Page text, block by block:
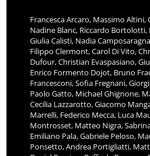
Francesca Arcaro, Massimo Altini,
Nadine Blanc, Riccardo Bortolotti,
Giulia Calisti, Nadia
Filippo Clermont, Carol Di Vito,
Dufour, Christian Evaspasiano,
Enrico Formento Dojot, Bruno
Francesconi, Sofia Fregnani,
Paolo Gatto, Michael Ghignone,
Cecilia Lazzarotto, Giacomo
Marrelli, Federico Mecca, Luca
Montrosset, Matteo Nigra,
Emiliano Pala, Gabriele Peloso,
Ponsetto, Andrea Portigliatti,